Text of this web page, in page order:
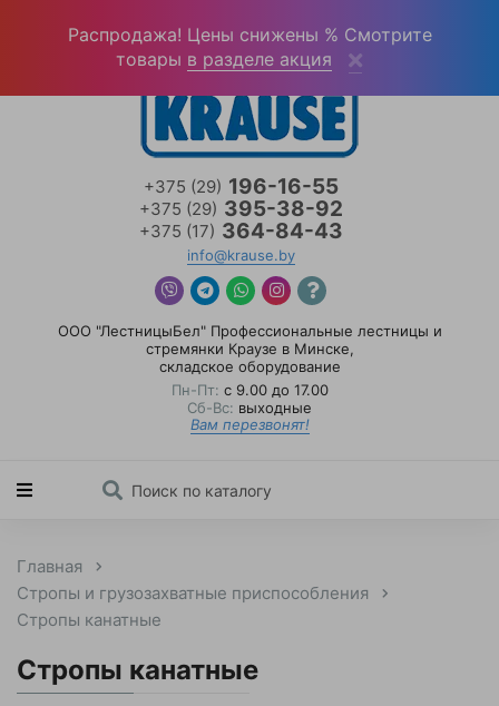
+375 (29) 196-16-55
+375 (29) 395-38-92
+375 (17) 364-84-43
info@krause.by
ООО "ЛестницыБел" Профессиональные лестницы и
стремянки Краузе в Минске,
складское оборудование
Пн-Пт: с 9.00 до 17.00
Сб-Вс: выходные
Вам перезвонят!
Главная
Стропы и грузозахватные приспособления
Стропы канатные
Стропы канатные
Распродажа! Цены снижены % Смотрите
товары в разделе акция